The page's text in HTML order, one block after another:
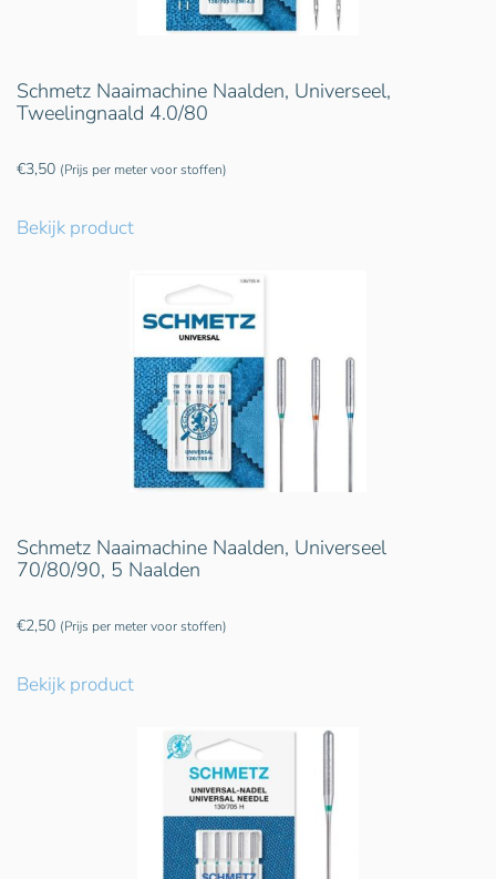
Schmetz Naaimachine Naalden, Universeel,
Tweelingnaald 4.0/80
€3,50 (Prijs per meter voor stoffen)
Bekijk product
Schmetz Naaimachine Naalden, Universeel
70/80/90, 5 Naalden
€2,50 (Prijs per meter voor stoffen)
Bekijk product